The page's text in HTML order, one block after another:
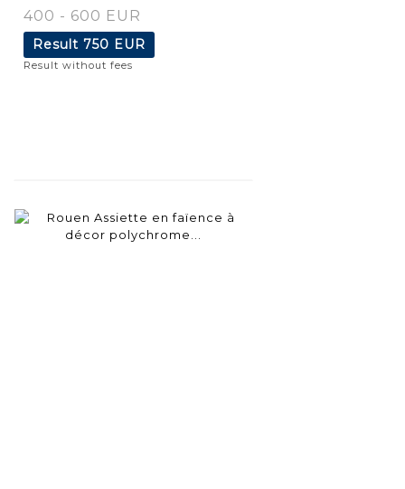
400 - 600 EUR
Result 750 EUR
Result without fees